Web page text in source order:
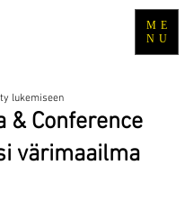
ME
NU
& Conference
värimaailma
lukemiseen